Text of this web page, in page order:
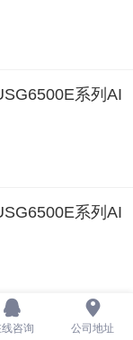
系列AI
系列AI
系列AI
咨询 公司地址